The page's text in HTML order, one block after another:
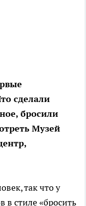
сделали
бросили
Музей
так что у
в стиле «бросить